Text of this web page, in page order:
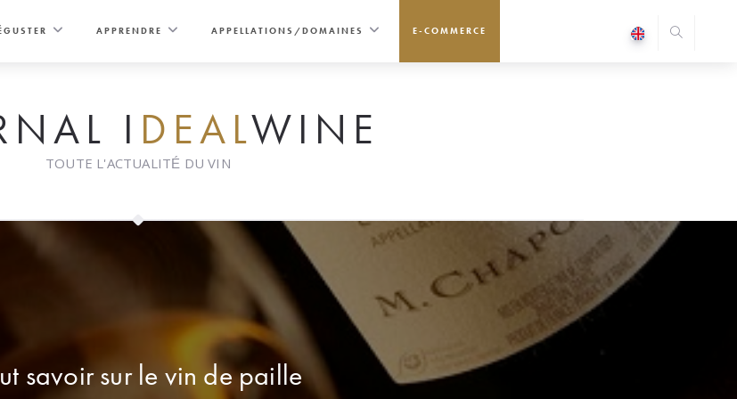
APPRENDRE APPELLATIONS/DOMAINES E-COMMERCE
I DEALWINE
TOUTE L'ACTUALITÉ DU VIN
savoir sur le vin de paille